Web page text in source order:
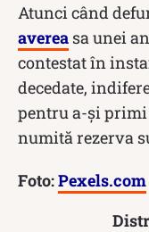
Atunci când
averea sa unei
contestat în
decedate,
pentru a-și primi
numită rezerva
Foto:Pexels.com